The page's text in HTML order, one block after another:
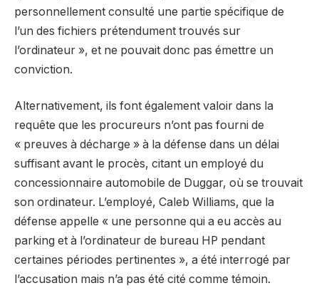
personnellement consulté une partie spécifique de
l’un des fichiers prétendument trouvés sur
l’ordinateur », et ne pouvait donc pas émettre un
conviction.
Alternativement, ils font également valoir dans la
requête que les procureurs n’ont pas fourni de
« preuves à décharge » à la défense dans un délai
suffisant avant le procès, citant un employé du
concessionnaire automobile de Duggar, où se trouvait
son ordinateur. L’employé, Caleb Williams, que la
défense appelle « une personne qui a eu accès au
parking et à l’ordinateur de bureau HP pendant
certaines périodes pertinentes », a été interrogé par
l’accusation mais n’a pas été cité comme témoin.